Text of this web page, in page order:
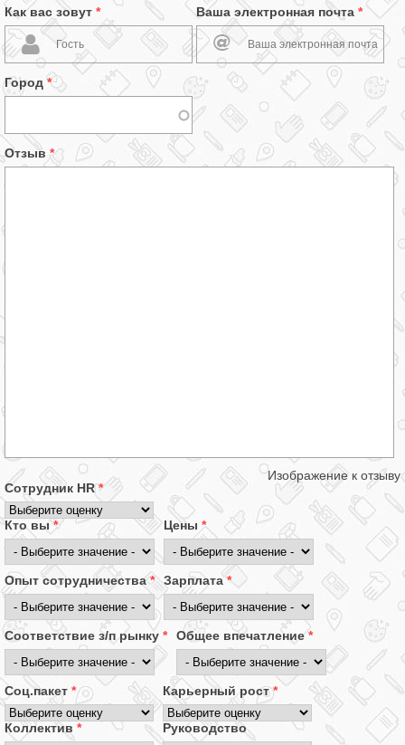
Как вас зовут * Ваша электронная почта *
Город *
Отзыв *
Изображение к отзыву
Сотрудник HR*
Кто вы* Цены *
Опыт сотрудничества* Зарплата*
Соответствие з/п рынку * Общее впечатление*
Соц.пакет * Карьерный рост*
Коллектив * Руководство